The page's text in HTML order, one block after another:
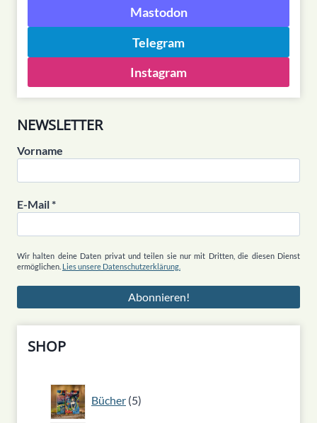
Mastodon
Telegram
Instagram
NEWSLETTER
Vorname
E-Mail*
Wir halten deine Daten privat und teilen sie nur mit Dritten, die diesen Dienst
ermöglichen. Lies unsere Datenschutzerklärung.
SHOP
Bücher 5
5
Produkte